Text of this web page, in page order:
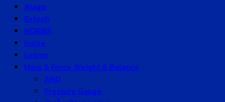
Atago
Extech
HORIBA
Insize
Lutron
Mass & Force, Weight & Balance
AND
Pressure Gauge